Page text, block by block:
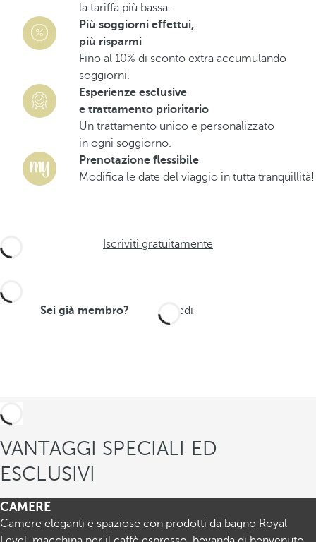
la tariffa più bassa.
Più soggiorni effettui,
più risparmi
Fino al 10% di sconto extra accumulando
soggiorni.
Esperienze esclusive
e trattamento prioritario
Un trattamento unico e personalizzato
in ogni soggiorno.
Prenotazione flessibile
Modifica le date del viaggio in tutta tranquillità!
Iscriviti gratuitamente
Sei già membro? Accedi
VANTAGGI SPECIALI ED
ESCLUSIVI
CAMERE
Camere eleganti e spaziose con prodotti da bagno Royal